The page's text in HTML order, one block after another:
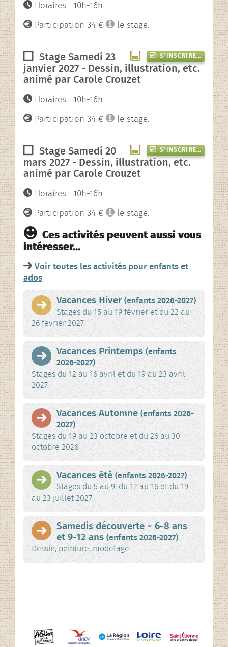
Horaires : 10h-16h.
Participation 34 € le stage.
S’INSCRIRE…
Stage Samedi 23
janvier 2027 - Dessin, illustration, etc.
animé par Carole Crouzet
Horaires : 10h-16h.
Participation 34 € le stage.
S’INSCRIRE…
Stage Samedi 20
mars 2027 - Dessin, illustration, etc.
animé par Carole Crouzet
Horaires : 10h-16h.
Participation 34 € le stage.
Ces activités peuvent aussi vous
intéresser…
Voir toutes les activités pour enfants et
ados
Vacances Hiver (enfants 2026-2027)
Stages du 15 au 19 février et du 22 au
26 février 2027
Vacances Printemps (enfants
2026-2027)
Stages du 12 au 16 avril et du 19 au 23 avril
2027
Vacances Automne (enfants 2026-
2027)
Stages du 19 au 23 octobre et du 26 au 30
octobre 2026
Vacances été (enfants 2026-2027)
Stages du 5 au 9, du 12 au 16 et du 19
au 23 juillet 2027
Samedis découverte ~ 6-8 ans
et 9-12 ans (enfants 2026-2027)
Dessin, peinture, modelage